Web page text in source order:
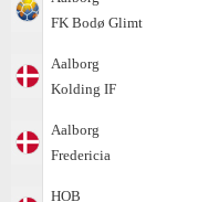
FK Bodø Glimt
Aalborg
Kolding IF
Aalborg
Fredericia
HOB